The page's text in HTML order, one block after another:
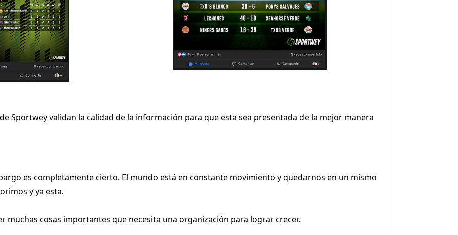
Sportwey validan la calidad de la información para que esta sea presentada de la mejor manera
es completamente cierto. El mundo está en constante movimiento y quedarnos en un mismo
y ya esta.
muchas cosas importantes que necesita una organización para lograr crecer.